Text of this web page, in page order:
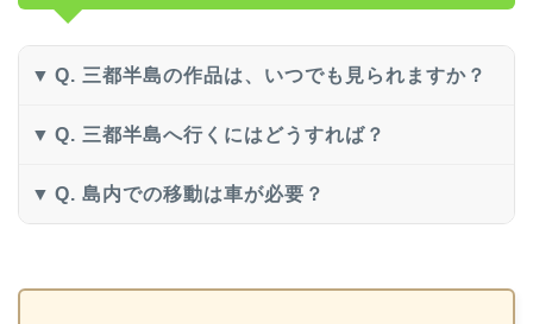
Q. 三都半島の作品は、いつでも見られますか？
Q. 三都半島へ行くにはどうすれば？
Q. 島内での移動は車が必要？